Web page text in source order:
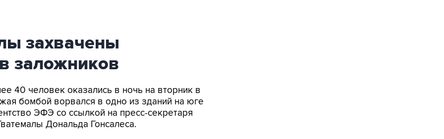
захвачены
заложников
40 человек оказались в ночь на вторник в
бомбой ворвался в одно из зданий на юге
ЭФЭ со ссылкой на пресс-секретаря
Дональда Гонсалеса.